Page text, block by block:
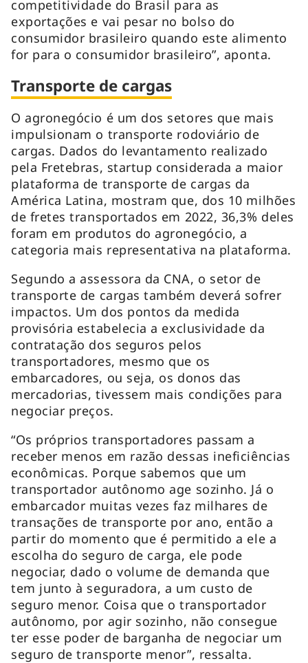
competitividade do Brasil para as
exportações e vai pesar no bolso do
consumidor brasileiro quando este alimento
for para o consumidor brasileiro”, aponta.
Transporte de cargas
O agronegócio é um dos setores que mais
impulsionam o transporte rodoviário de
cargas. Dados do levantamento realizado
pela Fretebras, startup considerada a maior
plataforma de transporte de cargas da
América Latina, mostram que, dos 10 milhões
de fretes transportados em 2022, 36,3% deles
foram em produtos do agronegócio, a
categoria mais representativa na plataforma.
Segundo a assessora da CNA, o setor de
transporte de cargas também deverá sofrer
impactos. Um dos pontos da medida
provisória estabelecia a exclusividade da
contratação dos seguros pelos
transportadores, mesmo que os
embarcadores, ou seja, os donos das
mercadorias, tivessem mais condições para
negociar preços.
“Os próprios transportadores passam a
receber menos em razão dessas ineficiências
econômicas. Porque sabemos que um
transportador autônomo age sozinho. Já o
embarcador muitas vezes faz milhares de
transações de transporte por ano, então a
partir do momento que é permitido a ele a
escolha do seguro de carga, ele pode
negociar, dado o volume de demanda que
tem junto à seguradora, a um custo de
seguro menor. Coisa que o transportador
autônomo, por agir sozinho, não consegue
ter esse poder de barganha de negociar um
seguro de transporte menor”, ressalta.